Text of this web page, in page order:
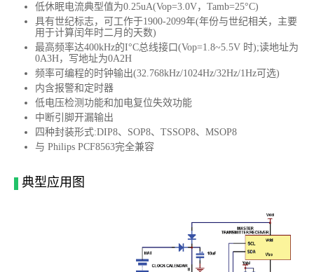
低休眠电流典型值为0.25uA(Vop=3.0V，Tamb=25°C)
具有世纪标志，可工作于1900-2099年(年份与世纪相关，主要
用于计算闰年时二月的天数)
最高频率达400kHz的I°C总线接口(Vop=1.8~5.5V 时);读地址为
0A3H，写地址为0A2H
频率可编程的时钟输出(32.768kHz/1024Hz/32Hz/1Hz可选)
内含报警和定时器
低电压检测功能和加电复位失效功能
中断引脚开漏输出
四种封装形式:DIP8、SOP8、TSSOP8、MSOP8
与 Philips PCF8563完全兼容
典型应用图